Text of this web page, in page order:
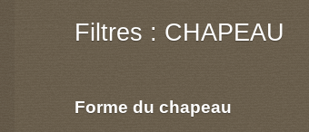
Filtres : CHAPEAU
Forme du chapeau